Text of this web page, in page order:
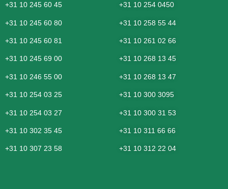
+31 10 245 60 45
+31 10 245 60 80
+31 10 245 60 81
+31 10 245 69 00
+31 10 246 55 00
+31 10 254 03 25
+31 10 254 03 27
+31 10 302 35 45
+31 10 307 23 58
+31 10 254 0450
+31 10 258 55 44
+31 10 261 02 66
+31 10 268 13 45
+31 10 268 13 47
+31 10 300 3095
+31 10 300 31 53
+31 10 311 66 66
+31 10 312 22 04